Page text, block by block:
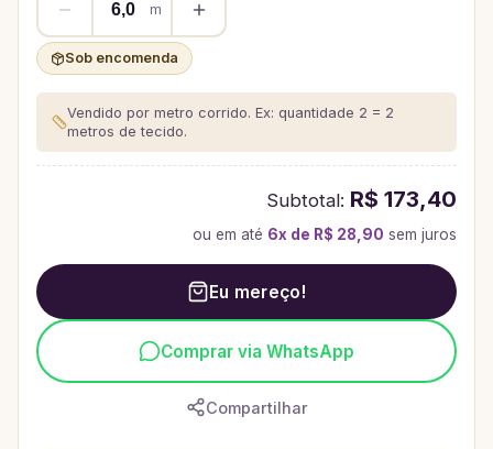
m
Sob encomenda
Vendido por metro corrido. Ex: quantidade 2 = 2
metros de tecido.
Subtotal: R$ 173,40
ou em até 6x de R$ 28,90 sem juros
Eu mereço!
Comprar via WhatsApp
Compartilhar